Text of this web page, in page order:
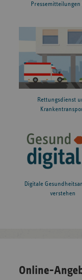
Pressemitteilungen
Rettungsdienst
Digitale
verstehen
Online-